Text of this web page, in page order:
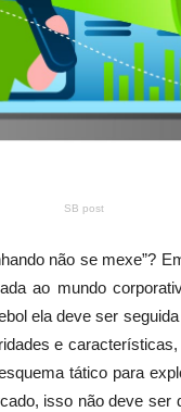
SB post
não se mexe”?
ao mundo
ela deve ser
e
tático para
isso não deve ser